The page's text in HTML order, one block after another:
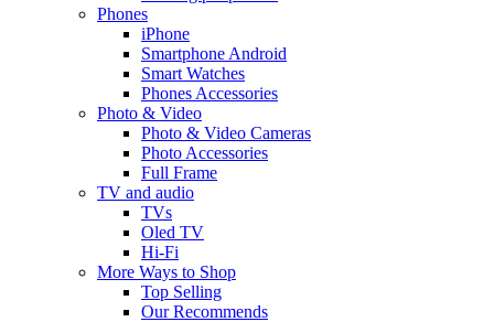
Phones
iPhone
Smartphone Android
Smart Watches
Phones Accessories
Photo & Video
Photo & Video Cameras
Photo Accessories
Full Frame
TV and audio
TVs
Oled TV
Hi-Fi
More Ways to Shop
Top Selling
Our Recommends